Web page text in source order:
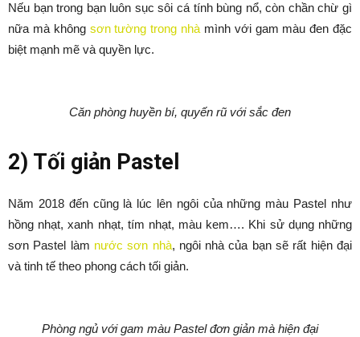
Nếu bạn trong bạn luôn sục sôi cá tính bùng nổ, còn chần chừ gì
nữa mà không sơn tường trong nhà mình với gam màu đen đặc
biệt mạnh mẽ và quyền lực.
Căn phòng huyền bí, quyến rũ với sắc đen
2) Tối giản Pastel
Năm 2018 đến cũng là lúc lên ngôi của những màu Pastel như
hồng nhạt, xanh nhạt, tím nhạt, màu kem…. Khi sử dụng những
sơn Pastel làm nước sơn nhà, ngôi nhà của bạn sẽ rất hiện đại
và tinh tế theo phong cách tối giản.
Phòng ngủ với gam màu Pastel đơn giản mà hiện đại